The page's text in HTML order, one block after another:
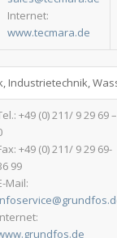
Internet:
www.tecmara.de
Industrietechnik,
+49 (0) 211/ 9 29 69 –
+49 (0) 211/ 9 29 69-
99
Mail: